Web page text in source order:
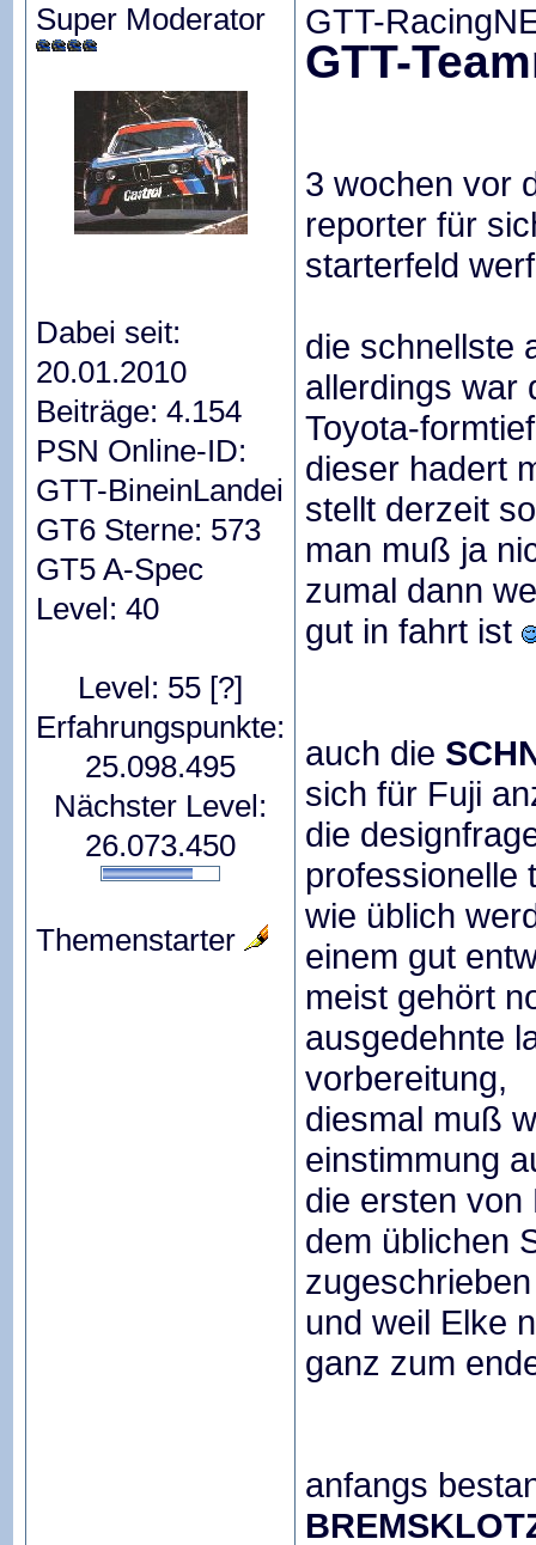
Super Moderator
Dabei seit:
20.01.2010
Beiträge: 4.154
PSN Online-ID:
GTT-BineinLandei
GT6 Sterne: 573
GT5 A-Spec
Level: 40
Level: 55 [?]
Erfahrungspunkte:
25.098.495
Nächster Level:
26.073.450
Themenstarter
GTT-
GTT-
3 wochen vor
reporter für
starterfeld
die schnellste
allerdings war
Toyota-
dieser hadert
stellt derzeit
man muß ja
zumal dann
gut in fahrt ist
auch die
sich für Fuji
die
professionelle
wie üblich
einem gut
meist gehört
ausgedehnte
vorbereitung,
diesmal muß
einstimmung
die ersten von
dem üblichen
zugeschrieben
und weil Elke
ganz zum
anfangs